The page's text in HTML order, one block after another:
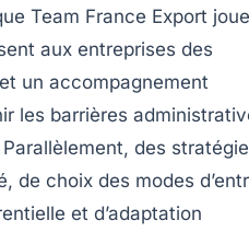
Team France Export
aux entreprises des
un accompagnement
les barrières
des
de choix des modes
et d’adaptation